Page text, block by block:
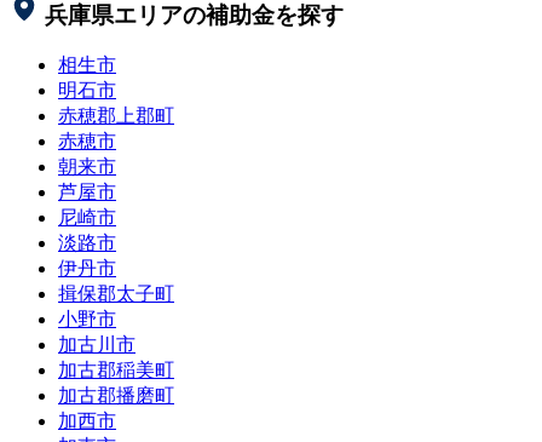
兵庫県エリアの補助金を探す
相生市
明石市
赤穂郡上郡町
赤穂市
朝来市
芦屋市
尼崎市
淡路市
伊丹市
揖保郡太子町
小野市
加古川市
加古郡稲美町
加古郡播磨町
加西市